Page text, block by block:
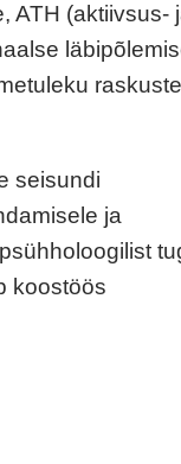
ATH (aktiivsus-
raskuste
seisundi
ja
koostöös